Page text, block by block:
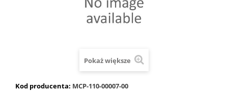
Pokaż większe
Kod producenta: MCP-110-00007-00